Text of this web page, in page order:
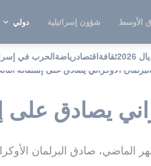
الأوسط شؤون إسرائيلية دولي
2026 ثقافة اقتصادرياضة الحرب في
البرلمان الأوكراني يصادق على إستقالة
يصادق على
الماضي، صادق البرلمان